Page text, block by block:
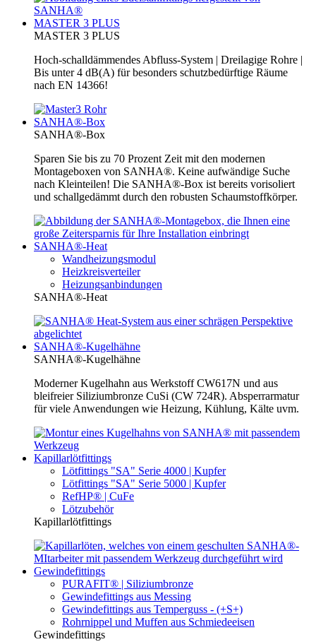
MASTER 3 PLUS
MASTER 3 PLUS
Hoch-schalldämmendes Abfluss-System | Dreilagige Rohre |
Bis unter 4 dB(A) für besonders schutzbedürftige Räume
nach EN 14366!
SANHA®-Box
SANHA®-Box
Sparen Sie bis zu 70 Prozent Zeit mit den modernen
Montageboxen von SANHA®. Keine aufwändige Suche
nach Kleinteilen! Die SANHA®-Box ist bereits vorisoliert
und schallgedämmt durch den robusten Schaumstoffkörper.
SANHA®-Heat
Wandheizungsmodul
Heizkreisverteiler
Heizungsanbindungen
SANHA®-Heat
SANHA®-Kugelhähne
SANHA®-Kugelhähne
Moderner Kugelhahn aus Werkstoff CW617N und aus
bleifreier Siliziumbronze CuSi (CW 724R). Absperrarmatur
für viele Anwendungen wie Heizung, Kühlung, Kälte uvm.
Kapillarlötfittings
Lötfittings "SA" Serie 4000 | Kupfer
Lötfittings "SA" Serie 5000 | Kupfer
RefHP® | CuFe
Lötzubehör
Kapillarlötfittings
Gewindefittings
PURAFIT® | Siliziumbronze
Gewindefittings aus Messing
Gewindefittings aus Temperguss - (+S+)
Rohrnippel und Muffen aus Schmiedeeisen
Gewindefittings